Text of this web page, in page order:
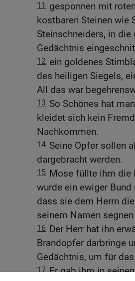
11
gesponnen mit
kostbaren Steinen wie
Steinschneiders, in
Gedächtnis
12 ein goldenes
des heiligen Siegels,
All das war
13 So Schönes hat
kleidet sich kein
Nachkommen.
14 Seine Opfer sollen
dargebracht werden.
15 Mose füllte ihm die
wurde ein ewiger
dass sie dem Herrn
seinem Namen
16 Der Herr hat ihn
Brandopfer darbringe
Gedächtnis, um für
17 Er gab ihm in